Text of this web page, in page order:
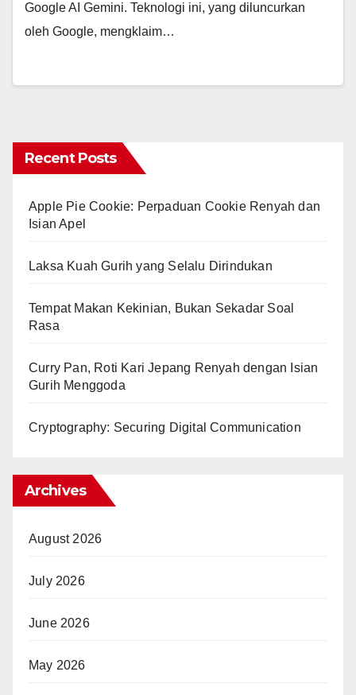
Google AI Gemini. Teknologi ini, yang diluncurkan
oleh Google, mengklaim…
Recent Posts
Apple Pie Cookie: Perpaduan Cookie Renyah dan
Isian Apel
Laksa Kuah Gurih yang Selalu Dirindukan
Tempat Makan Kekinian, Bukan Sekadar Soal
Rasa
Curry Pan, Roti Kari Jepang Renyah dengan Isian
Gurih Menggoda
Cryptography: Securing Digital Communication
Archives
August 2026
July 2026
June 2026
May 2026